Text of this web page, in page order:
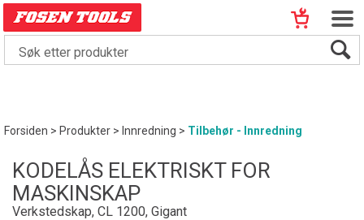
Forsiden>Produkter> Innredning>Tilbehør - Innredning
KODELÅS ELEKTRISKT FOR
MASKINSKAP
Verkstedskap, CL 1200, Gigant